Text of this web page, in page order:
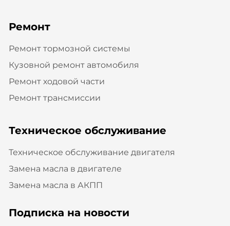
Ремонт
Ремонт тормозной системы
Кузовной ремонт автомобиля
Ремонт ходовой части
Ремонт трансмиссии
Техническое обслуживание
Техническое обслуживание двигателя
Замена масла в двигателе
Замена масла в АКПП
Подписка на новости